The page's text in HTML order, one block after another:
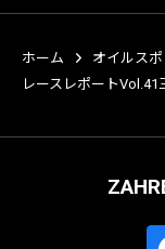
ホーム オイルス
レースレポートVol.41